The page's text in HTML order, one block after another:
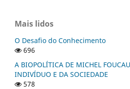
Mais lidos
O Desafio do Conhecimento
696
A BIOPOLÍTICA DE MICHEL
INDIVÍDUO E DA SOCIEDADE
578